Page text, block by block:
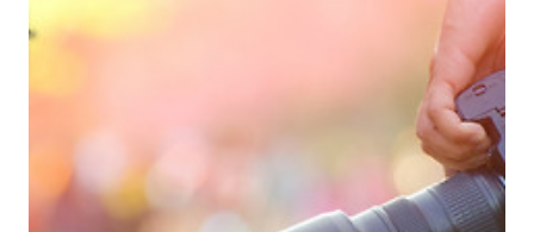
간단 촬영 팁을 소개하겠습니다. 1. 단풍은 역광 또는 역사광 위 사진들의
공통점은 역광 또는 역사광 사진입니다. 태양이 카메라 정면이나 10시 ~